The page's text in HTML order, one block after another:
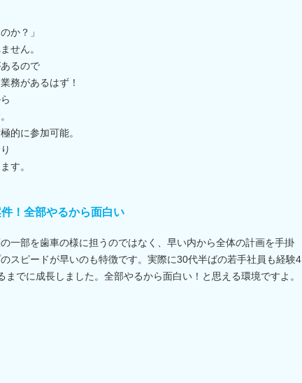
か？」
せん。
るので
務があるはず！
的に参加可能。
す。
！全部やるから面白い
一部を歯車の様に担うのではなく、早い内から全体の計画を手掛
スピードが早いのも特徴です。実際に30代半ばの若手社員も経験4
までに成長しました。全部やるから面白い！と思える環境ですよ。